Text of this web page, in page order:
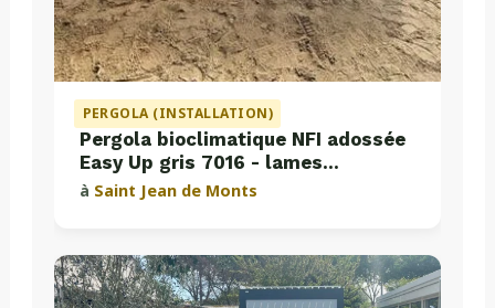
PERGOLA (INSTALLATION)
Pergola bioclimatique NFI adossée
Easy Up gris 7016 - lames
perpendiculaires
à Saint Jean de Monts